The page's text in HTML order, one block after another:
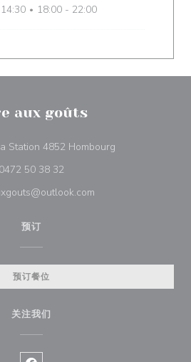
• 18:00 - 22:00
aux goûts
Station 4852 Hombourg((在新窗口中打
0472 50 38 32
预订
预订餐位
关注我们